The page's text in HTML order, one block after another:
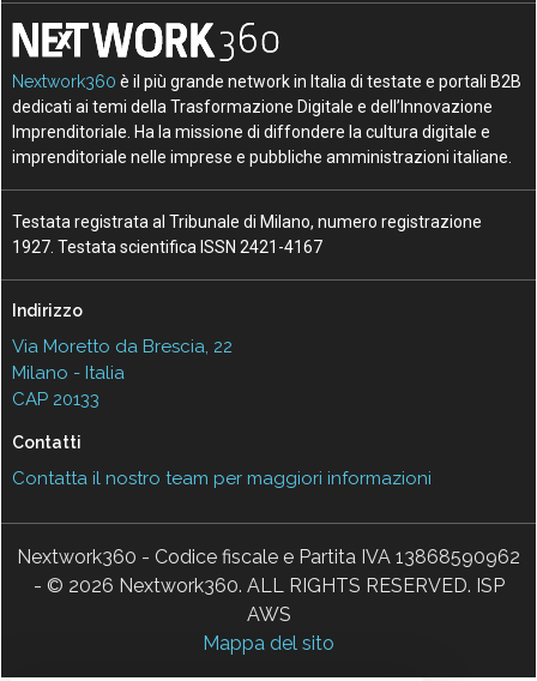
Nextwork360 è il più grande network in Italia di testate e portali B2B
dedicati ai temi della Trasformazione Digitale e dell’Innovazione
Imprenditoriale. Ha la missione di diffondere la cultura digitale e
imprenditoriale nelle imprese e pubbliche amministrazioni italiane.
Testata registrata al Tribunale di Milano, numero registrazione
1927. Testata scientifica ISSN 2421-4167
Indirizzo
Via Moretto da Brescia, 22
Milano - Italia
CAP 20133
Contatti
Contatta il nostro team per maggiori informazioni
Nextwork360 - Codice fiscale e Partita IVA 13868590962
- © 2026 Nextwork360. ALL RIGHTS RESERVED. ISP
AWS
Mappa del sito